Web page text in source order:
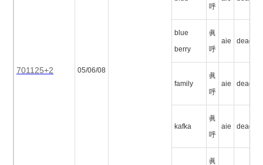
701125+2 05/06/08
呼
blue
berry
眞
呼
aie
family
眞
呼
aie
kafka
眞
呼
aie
眞